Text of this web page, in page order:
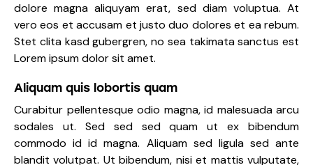
dolore magna aliquyam erat, sed diam voluptua. At
vero eos et accusam et justo duo dolores et ea rebum.
Stet clita kasd gubergren, no sea takimata sanctus est
Lorem ipsum dolor sit amet.
Aliquam quis lobortis quam
Curabitur pellentesque odio magna, id malesuada arcu
sodales ut. Sed sed sed quam ut ex bibendum
commodo id id magna. Aliquam sed ligula sed ante
blandit volutpat. Ut bibendum, nisi et mattis vulputate,